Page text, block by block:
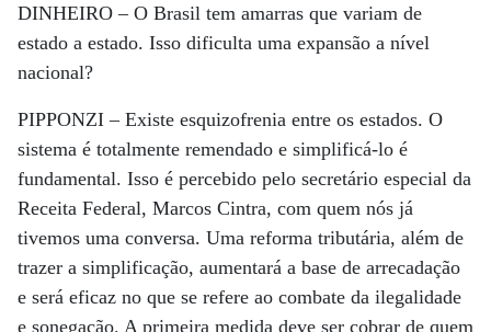
DINHEIRO –O Brasil tem amarras que variam de
estado a estado. Isso dificulta uma expansão a nível
nacional?
PIPPONZI –Existe esquizofrenia entre os estados. O
sistema é totalmente remendado e simplificá-lo é
fundamental. Isso é percebido pelo secretário especial da
Receita Federal, Marcos Cintra, com quem nós já
tivemos uma conversa. Uma reforma tributária, além de
trazer a simplificação, aumentará a base de arrecadação
e será eficaz no que se refere ao combate da ilegalidade
e sonegação. A primeira medida deve ser cobrar de quem